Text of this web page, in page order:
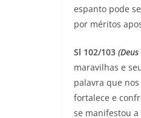
espanto pode
por méritos
Sl 102/103
maravilhas e
palavra que
fortalece e
se manifestou a